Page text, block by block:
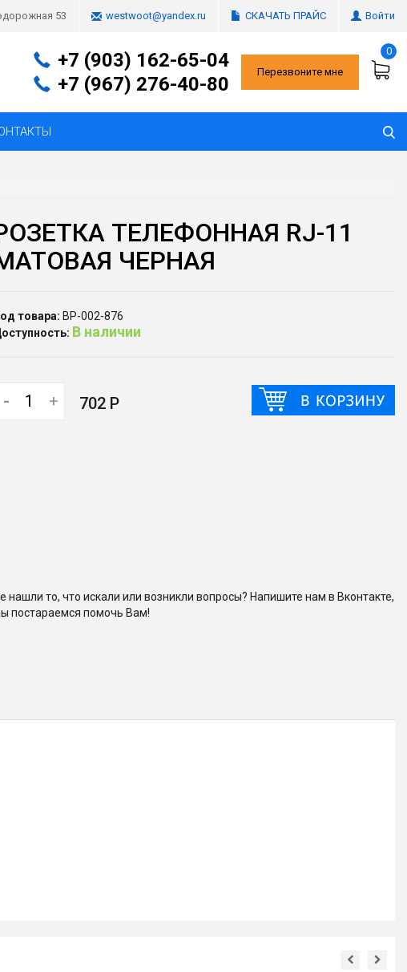
53 westwoot@yandex.ru СКАЧАТЬ ПРАЙС Войти
+7 (903) 162-65-04
+7 (967) 276-40-80
Перезвоните мне
0
ТЕЛЕФОННАЯ RJ-11
ЧЕРНАЯ
товара: ВР-002-876
В наличии
- + 702 Р
нашли то, что искали или возникли вопросы? Напишите нам в Вконтакте,
постараемся помочь Вам!